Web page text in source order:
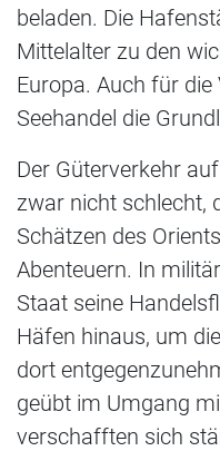
beladen. Die
Mittelalter zu den
Europa. Auch für
Seehandel die
Der Güterverkehr
zwar nicht schlecht,
Schätzen des
Abenteuern. In
Staat seine
Häfen hinaus, um
dort
geübt im Umgang
verschafften sich